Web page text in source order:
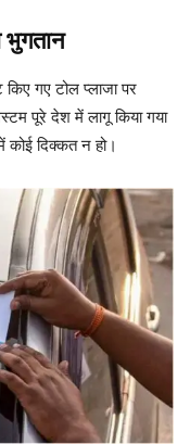
गए टोल प्लाजा पर
पूरे देश में लागू किया गया
कोई दिक्कत न हो।